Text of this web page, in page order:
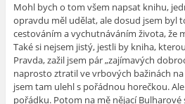
Mohl bych o tom všem napsat knihu,
opravdu měl udělat, ale dosud jsem byl
cestováním a vychutnáváním života, že
Také si nejsem jistý, jestli by kniha,
Pravda, zažil jsem pár „zajímavých
naprosto ztratil ve vrbových bažinách
jsem tam ulehl s pořádnou horečkou.
pořádku. Potom na mě nějací Bulharové